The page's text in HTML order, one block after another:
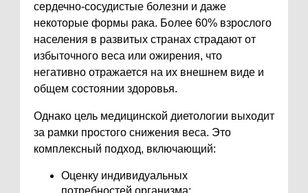
сердечно-сосудистые болезни и даже
некоторые формы рака. Более 60% взрослого
населения в развитых странах страдают от
избыточного веса или ожирения, что
негативно отражается на их внешнем виде и
общем состоянии здоровья.
Однако цель медицинской диетологии выходит
за рамки простого снижения веса. Это
комплексный подход, включающий:
Оценку индивидуальных
потребностей организма;